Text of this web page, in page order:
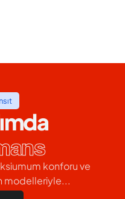
konforu ve
modelleriyle...